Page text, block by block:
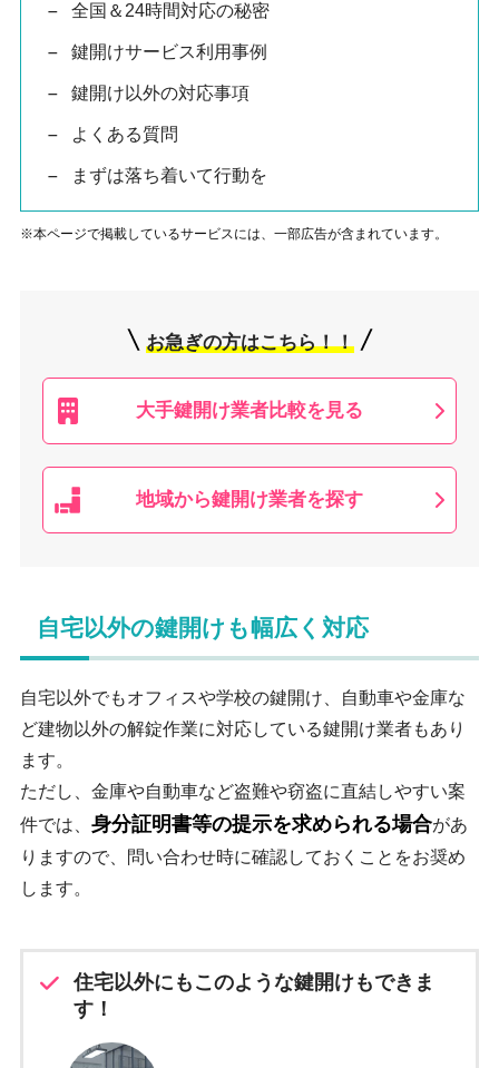
全国＆24時間対応の秘密
鍵開けサービス利用事例
鍵開け以外の対応事項
よくある質問
まずは落ち着いて行動を
※本ページで掲載しているサービスには、一部広告が含まれています。
お急ぎの方はこちら！！
大手鍵開け業者比較を 見る
地域から鍵開け業者を探す
自宅以外の鍵開けも幅広く対応
自宅以外でもオフィスや学校の鍵開け、自動車や金庫な
ど建物以外の解錠作業に対応している鍵開け業者もあり
ます。
ただし、金庫や自動車など盗難や窃盗に直結しやすい案
件では、 身分証明書等の提示を求められる場合があ
りますので、問い合わせ時に確認しておくことをお奨め
します。
住宅以外にもこのような鍵開けもできま
す！